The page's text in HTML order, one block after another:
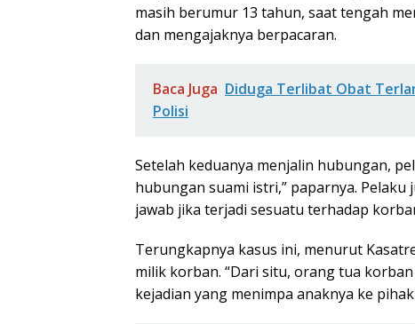
masih berumur 13 tahun, saat tengah
dan mengajaknya berpacaran.
Baca Juga Diduga Terlibat Obat
Polisi
Setelah keduanya menjalin hubungan,
hubungan suami istri,” paparnya.
jawab jika terjadi sesuatu terhadap
Terungkapnya kasus ini, menurut
milik korban. “Dari situ, orang tua
kejadian yang menimpa anaknya ke